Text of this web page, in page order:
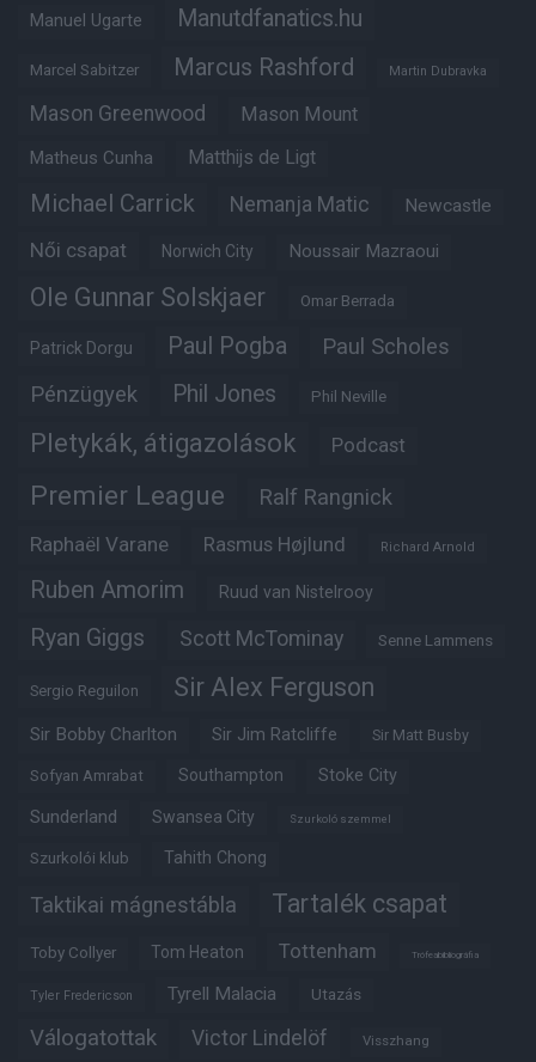
Manuel Ugarte Manutdfanatics.hu
Marcel Sabitzer Marcus Rashford Martin Dubravka
Mason Greenwood Mason Mount
Matheus Cunha Matthijs de Ligt
Michael Carrick Nemanja Matic Newcastle
Női csapat Norwich City Noussair Mazraoui
Ole Gunnar Solskjaer Omar Berrada
Patrick Dorgu Paul Pogba Paul Scholes
Pénzügyek Phil Jones Phil Neville
Pletykák, átigazolások Podcast
Premier League Ralf Rangnick
Raphaël Varane Rasmus Højlund Richard Arnold
Ruben Amorim Ruud van Nistelrooy
Ryan Giggs Scott McTominay Senne Lammens
Sergio Reguilon Sir Alex Ferguson
Sir Bobby Charlton Sir Jim Ratcliffe Sir Matt Busby
Sofyan Amrabat Southampton Stoke City
Sunderland Swansea City Szurkoló szemmel
Szurkolói klub Tahith Chong
Taktikai mágnestábla Tartalék csapat
Toby Collyer Tom Heaton Tottenham Trófeabibliográfia
Tyler Fredericson Tyrell Malacia Utazás
Válogatottak Victor Lindelöf Visszhang